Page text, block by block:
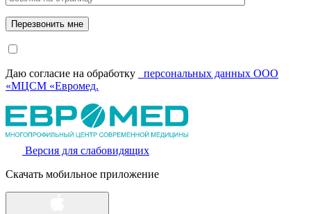
Даю согласие на обработку
персональных данных ООО
«МЦСМ «Евромед.
Версия для слабовидящих
Скачать мобильное приложение